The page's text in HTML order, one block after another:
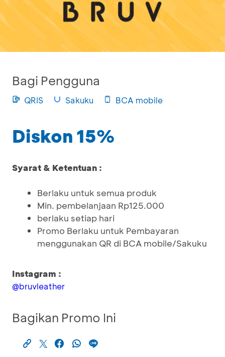
Bagi Pengguna
QRIS Sakuku BCA mobile
Diskon 15%
Syarat & Ketentuan :
Berlaku untuk semua produk
Min. pembelanjaan Rp125.000
berlaku setiap hari
Promo Berlaku untuk Pembayaran
menggunakan QR di BCA mobile/Sakuku
Instagram :
@bruvleather
Bagikan Promo Ini